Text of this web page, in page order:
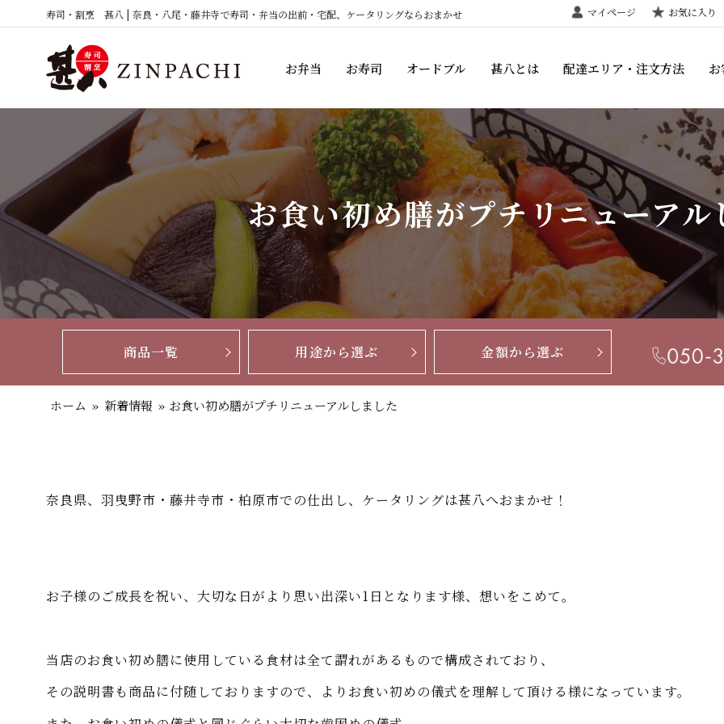
ン
プ
寿司・割烹 甚八 | 奈良・八尾・藤井寺で寿司・弁当の出前・宅配、ケータリングならおまかせ マイページ お気に入り
お弁当 お寿司 オードブル 甚八とは 配達エリア・注文方法
お食い初め膳がプチリニューア
商品一覧 用途から選ぶ 金額から選ぶ
ホーム » 新着情報 » お食い初め膳がプチリニューアルしました
奈良県、羽曳野市・藤井寺市・柏原市での仕出し、ケータリングは甚八へおまかせ！
お子様のご成長を祝い、大切な日がより思い出深い1日となります様、想いをこめて。
当店のお食い初め膳に使用している食材は全て謂れがあるもので構成されており、
その説明書も商品に付随しておりますので、よりお食い初めの儀式を理解して頂ける様になっています。